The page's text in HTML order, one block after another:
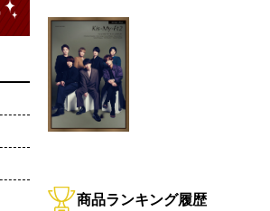
商品ランキング履歴